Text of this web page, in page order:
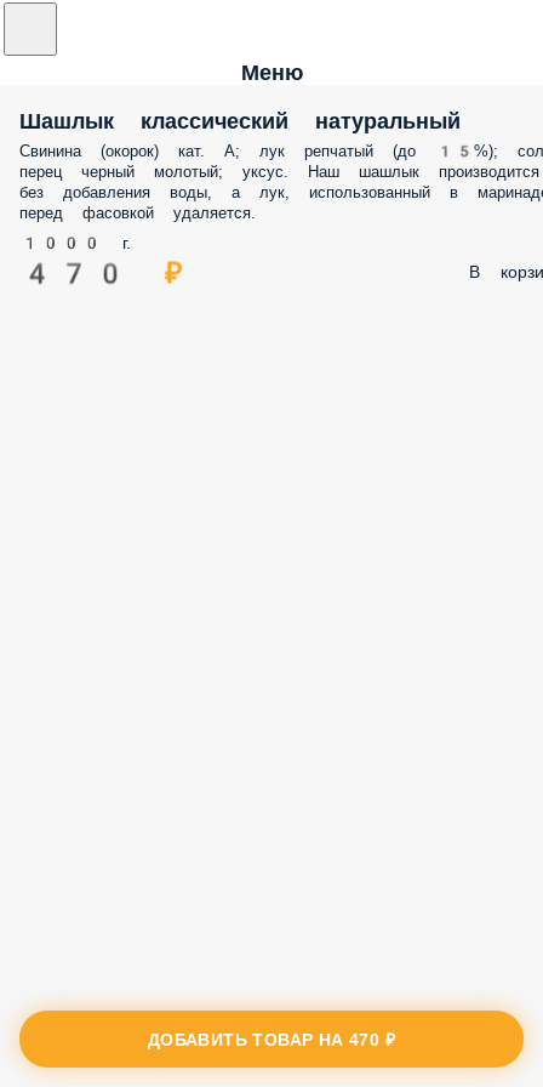
Меню
Шашлык классический натуральный
Свинина (окорок) кат. А; лук репчатый (до 15%);
перец черный молотый; уксус. Наш шашлык производится
без добавления воды, а лук, использованный в
перед фасовкой удаляется.
1000 г.
470 ₽ В
ДОБАВИТЬ ТОВАР НА470 ₽